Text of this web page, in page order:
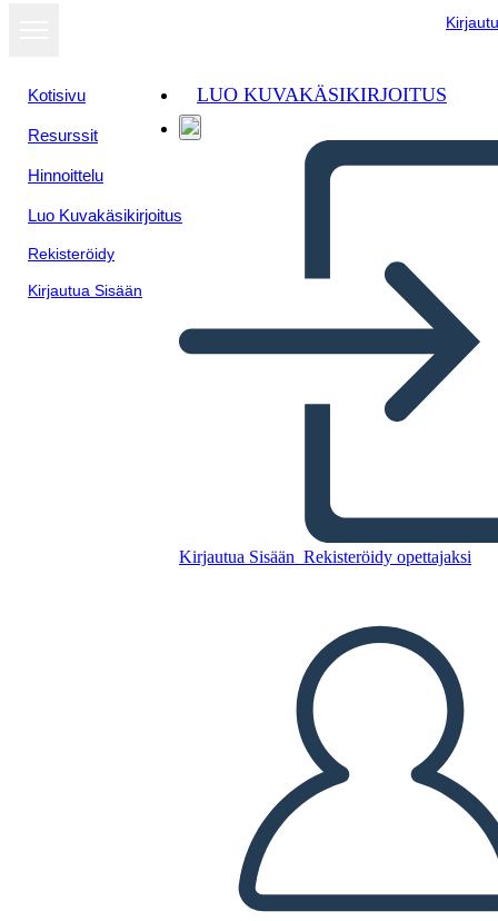
Kotisivu
Resurssit
Hinnoittelu
Luo Kuvakäsikirjoitus
Rekisteröidy
Kirjautua Sisään
LUO KUVAKÄSIKIRJOITUS
Kirjautua Sisään Rekisteröidy opettajaksi
Kopioi tämä kuvakäsikirjoitus
TOISTA DIAESITYS
LUE MINULLE